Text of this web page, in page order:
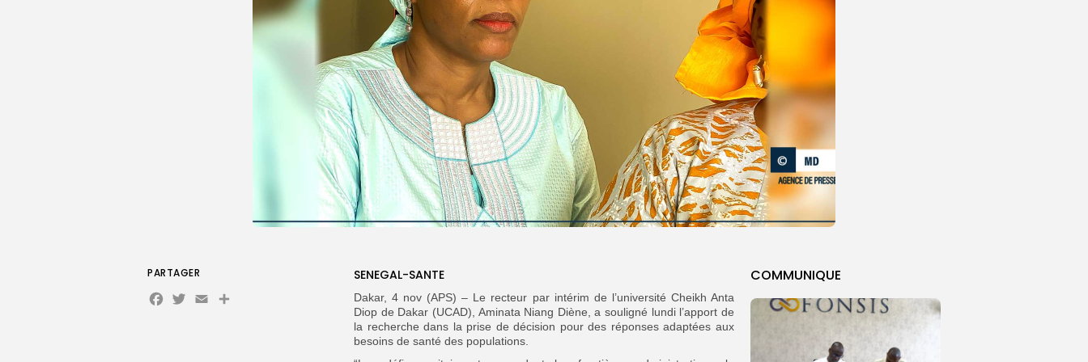
COMMUNIQUE
SENEGAL-SANTE
Dakar, 4 nov (APS) – Le recteur par intérim de l’université Cheikh Anta
Diop de Dakar (UCAD), Aminata Niang Diène, a souligné lundi l’apport de
la recherche dans la prise de décision pour des réponses adaptées aux
besoins de santé des populations.
PARTAGER
Facebook
Twitter
EmailPartager